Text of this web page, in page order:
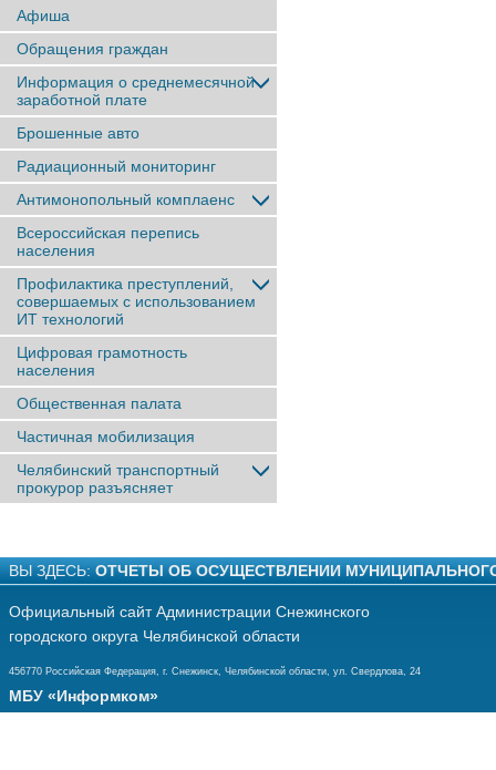
Афиша
Обращения граждан
Информация о среднемесячной
заработной плате
Брошенные авто
Радиационный мониторинг
Антимонопольный комплаенс
Всероссийская перепись
населения
Профилактика преступлений,
совершаемых с использованием
ИТ технологий
Цифровая грамотность
населения
Общественная палата
Частичная мобилизация
Челябинский транспортный
прокурор разъясняет
ВЫ ЗДЕСЬ: ОТЧЕТЫ ОБ ОСУЩЕСТВЛЕНИИ
Официальный сайт Администрации Снежинского
городского округа Челябинской области
456770 Российская Федерация, г. Снежинск, Челябинской области, ул. Свердлова, 24
МБУ «Информком»